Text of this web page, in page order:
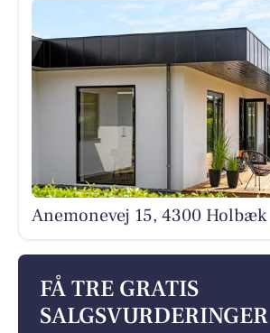
Anemonevej 15, 4300 Holbæk
FÅ TRE GRATIS
SALGSVURDERINGER